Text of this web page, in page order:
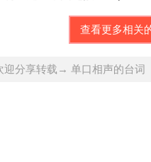
查看更多相关
迎分享转载→ 单口相声的台词